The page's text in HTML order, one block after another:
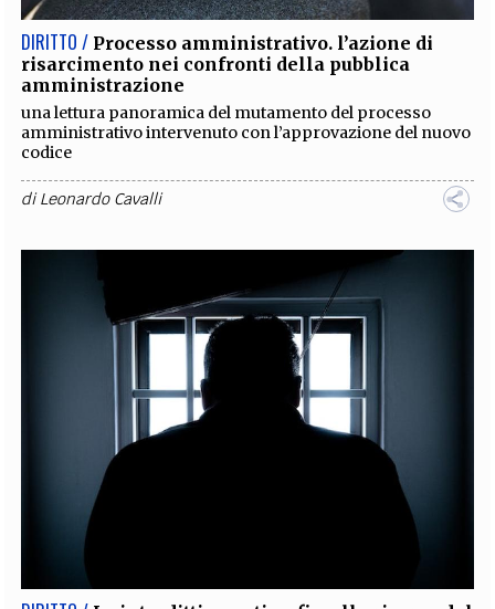
DIRITTO / Processo amministrativo. l’azione di
risarcimento nei confronti della pubblica
amministrazione
una lettura panoramica del mutamento del processo
amministrativo intervenuto con l’approvazione del nuovo
codice
diLeonardo Cavalli